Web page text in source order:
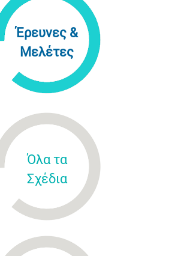
Έρευνες &
Μελέτες
Όλα τα
Σχέδια